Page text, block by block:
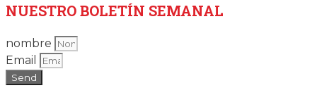
NUESTRO BOLETÍN SEMANAL
nombre
Email
Send